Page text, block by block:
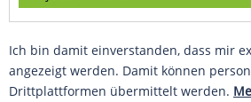
Ich bin damit einverstanden, dass mir
angezeigt werden. Damit können
Drittplattformen übermittelt werden.